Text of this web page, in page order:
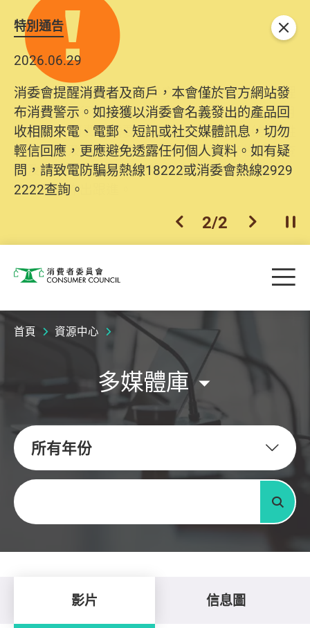
特別通告
2026.06.29
消委會提醒消費者及商戶，本會僅於官方網站發
布消費警示。如接獲以消委會名義發出的產品回
收相關來電、電郵、短訊或社交媒體訊息，切勿
輕信回應，更應避免透露任何個人資料。如有疑
問，請致電防騙易熱線18222或消委會熱線2929
2222查詢。
2025.10.31
為提升使用者體驗及網絡安全，本會的投訴處理
系統已經進行升級及推出新功能。由2025年11月
10日起，消費者需要提供基本聯絡資料（包括姓
名、電郵及電話）註冊帳戶，才可提交投訴、查
詢及建議。所有提交紀錄將清晰整合於帳戶中，
方便日後作出跟進。
上一個
2/2 下一個開
關閉
消費者委員會 目
首頁 資源中心
多媒體庫
所有年份
關鍵字
搜尋
影片 信息圖